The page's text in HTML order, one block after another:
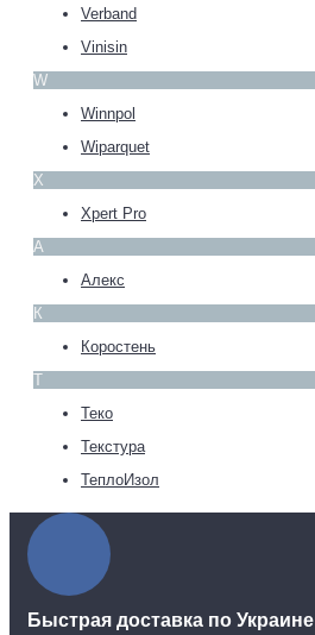
Verband
Vinisin
W
Winnpol
Wiparquet
X
Xpert Pro
А
Алекс
К
Коростень
Т
Теко
Текстура
ТеплоИзол
Быстрая доставка по Украине